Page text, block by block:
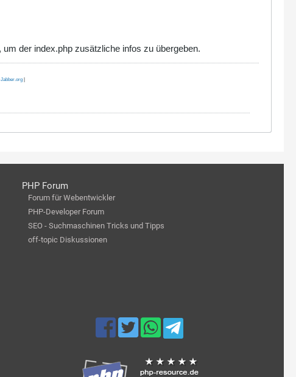
der index.php zusätzliche infos zu übergeben.
Jabber.org |
PHP Forum
Forum für Webentwickler
PHP-Developer Forum
SEO - Suchmaschinen Tricks und Tipps
off-topic Diskussionen